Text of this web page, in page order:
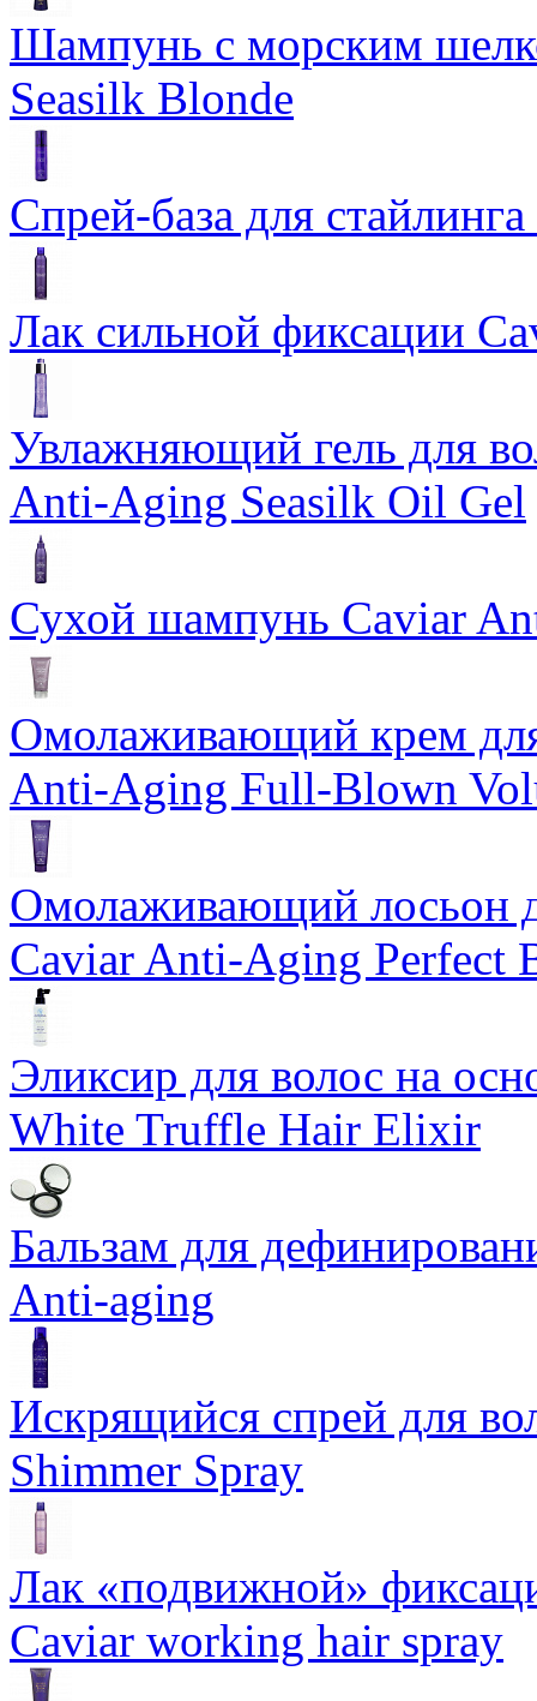
Шампунь с морским
Seasilk Blonde
Спрей-база для
Лак сильной фиксации
Увлажняющий гель для
Anti-Aging Seasilk Oil Gel
Сухой шампунь Caviar
Омолаживающий крем
Anti-Aging Full-Blown
Омолаживающий лосьон
Caviar Anti-Aging Perfect
Эликсир для волос на
White Truffle Hair Elixir
Бальзам для
Anti-aging
Искрящийся спрей для
Shimmer Spray
Лак «подвижной»
Caviar working hair spray